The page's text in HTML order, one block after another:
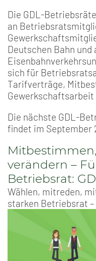
Die GDL-
an
Deutschen Bahn und
sich für
Tarifverträge,
Die nächste GDL-
findet im September
verändern –
Betriebsrat:
Wählen, mitreden,
starken Betriebsrat –